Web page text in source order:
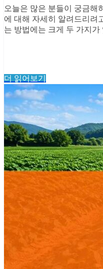
오늘은 많은 분들이 궁금해
에 대해 자세히 알려드리려
는 방법에는 크게 두 가지가
더 읽어보기